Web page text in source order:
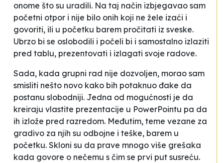
onome što su uradili. Na taj način izbjegavao sam
početni otpor i nije bilo onih koji ne žele izaći i
govoriti, ili u početku barem pročitati iz sveske.
Ubrzo bi se oslobodili i počeli bi i samostalno izlaziti
pred tablu, prezentovati i izlagati svoje radove.
Sada, kada grupni rad nije dozvoljen, morao sam
smisliti nešto novo kako bih potaknuo đake da
postanu slobodniji. Jedna od mogućnosti je da
kreiraju vlastite prezentacije u PowerPointu pa da
ih izlože pred razredom. Međutim, teme vezane za
gradivo za njih su odbojne i teške, barem u
početku. Skloni su da prave mnogo više grešaka
kada govore o nečemu s čim se prvi put susreću.